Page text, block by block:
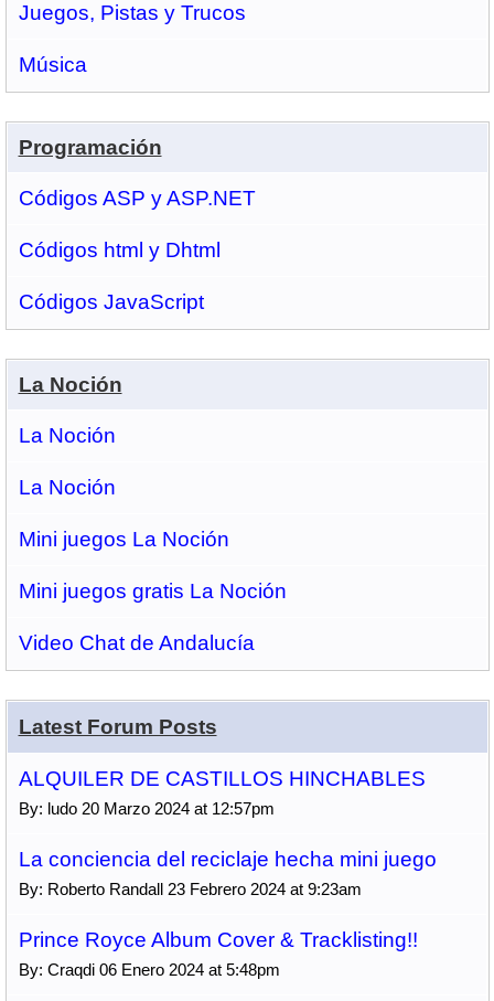
Juegos, Pistas y Trucos
Música
Programación
Códigos ASP y ASP.NET
Códigos html y Dhtml
Códigos JavaScript
La Noción
La Noción
La Noción
Mini juegos La Noción
Mini juegos gratis La Noción
Video Chat de Andalucía
Latest Forum Posts
ALQUILER DE CASTILLOS HINCHABLES
By: ludo 20 Marzo 2024 at 12:57pm
La conciencia del reciclaje hecha mini juego
By: Roberto Randall 23 Febrero 2024 at 9:23am
Prince Royce Album Cover & Tracklisting!!
By: Craqdi 06 Enero 2024 at 5:48pm